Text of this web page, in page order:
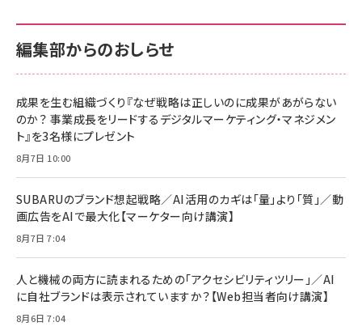
￥880
anan(アンアン)2026/06/24号 No.2500増
刊 スペシャルエディション[王道エンタメの矜
￥1,100
anan(アンアン)2026/07/08号 No.2502[2026
￥880
ママ投資家が育休中に１億貯めた株式投資
組織の成果を最大化する ルールのデザイン
￥1,980
内サポート正規品 メーカー保証5年
KLMEA128G
NIMASO ガラスフィルム iPhone 17 用 保護
止 貼りやすい ガイド枠付き いPhone17 (6.3
インチ) 対応 2枚セット DSP25F1698
￥1,599
￥6,980
全ワイヤレスイヤホン/アクティブノイズキャンセリ
技術基準適合】ブラック
￥5,990
内サポート正規品 メーカー保証5年
KLMEA128G
Amazon eギフトカード - Amazonロゴ - ク
￥5,000
Anker PowerLine III Flow USB-C & USB-C
Pro/Air 各種対応 (1.8m ミッドナイトブラック)
￥1,890
サッポロ 生ビール 黒ラベル 350ml 缶 24本 ビー
ル ケース買い【6/30応募〆切! 黒ラベルビヤセラー
編集部からのおしらせ
成果を生む組織づくり『なぜ戦略は正しいのに成果があがらない
のか？ 事業成長をリードするデジタルマーケティング・マネジメン
ト』を3名様にプレゼント
8月7日 10:00
SUBARUのブランド想起戦略／AI活用のカギは「量」より「質」／動
画広告をAIで最大化【マーケター向け講演】
8月7日 7:04
人と機械の両方に読まれるための「アクセシビリティツリー」／AI
に自社ブランドは表示されていますか？【Web担当者向け講演】
8月6日 7:04